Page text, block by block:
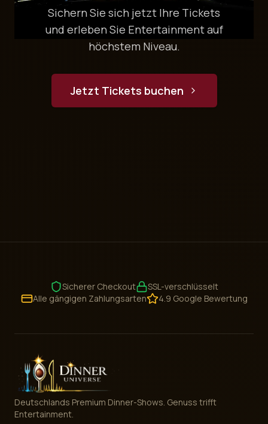
Sichern Sie sich jetzt Ihre Tickets
und erleben Sie Entertainment auf
höchstem Niveau.
Jetzt Tickets buchen
Sicherer Checkout
SSL-verschlüsselt
Alle gängigen Zahlungsarten
4.9 Google Bewertung
Deutschlands Premium Dinner-Shows. Genuss trifft
Entertainment.